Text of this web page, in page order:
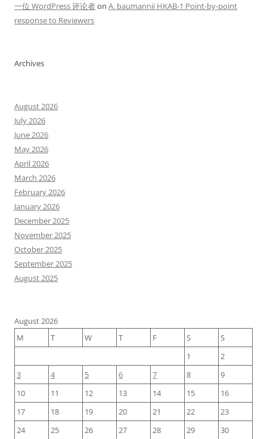
一位 WordPress 评论者on A. baumannii HKAB-1 Point-by-point
response to Reviewers
Archives
August 2026
July 2026
June 2026
May 2026
April 2026
March 2026
February 2026
January 2026
December 2025
November 2025
October 2025
September 2025
August 2025
August 2026
M
T W T F S
S
1
2
3
4 5 6 7 8
9
10
11 12 13 14 15
16
17
18 19 20 21 22
23
24
25 26 27 28 29 30